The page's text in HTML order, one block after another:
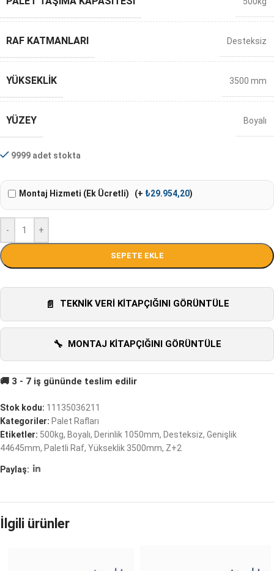
RAF KATMANLARI Desteksiz
YÜKSEKLIK 3500 mm
YÜZEY Boyalı
9999 adet stokta
Montaj Hizmeti (Ek Ücretli) (+ ₺29.954,20)
- +
SEPETE EKLE
TEKNIK VERI KITAPÇIĞINI GÖRÜNTÜLE
MONTAJ KITAPÇIĞINI GÖRÜNTÜLE
Stok kodu: 11135036211
Kategoriler: Palet Rafları
Etiketler: 500kg, Boyalı, Derinlik 1050mm, Desteksiz, Genişlik
44645mm, Paletli Raf, Yükseklik 3500mm, Z+2
Paylaş:
İlgili ürünler